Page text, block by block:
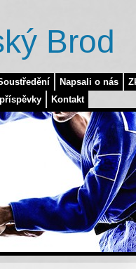
Napsali o nás
Kontakt
Brod